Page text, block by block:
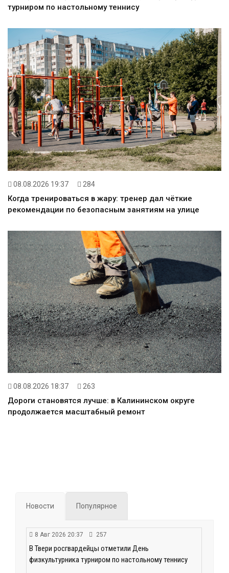
турниром по настольному теннису
08.08.2026 19:37 284
Когда тренироваться в жару: тренер дал чёткие
рекомендации по безопасным занятиям на улице
08.08.2026 18:37 263
Дороги становятся лучше: в Калининском округе
продолжается масштабный ремонт
Новости Популярное
8 Авг 2026 20:37 257
В Твери росгвардейцы отметили День
физкультурника турниром по настольному теннису